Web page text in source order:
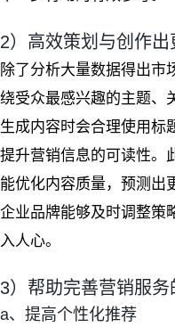
2）高效策划与创作
除了分析大量数据得出市
绕受众最感兴趣的主题、
生成内容时会合理使用标
提升营销信息的可读性。
能优化内容质量，预测出
企业品牌能够及时调整策
入人心。
3）帮助完善营销服务
a、提高个性化推荐